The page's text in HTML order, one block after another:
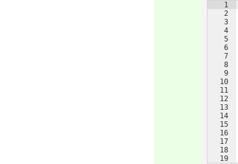
1
2
3
4
5
6
7
8
9
10
11
12
13
14
15
16
17
18
19